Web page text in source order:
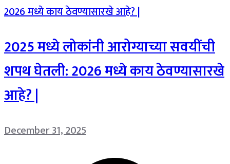
2025 मध्ये लोकांनी आरोग्याच्या सवयींची
शपथ घेतली: 2026 मध्ये काय ठेवण्यासारखे
आहे? |
December 31, 2025